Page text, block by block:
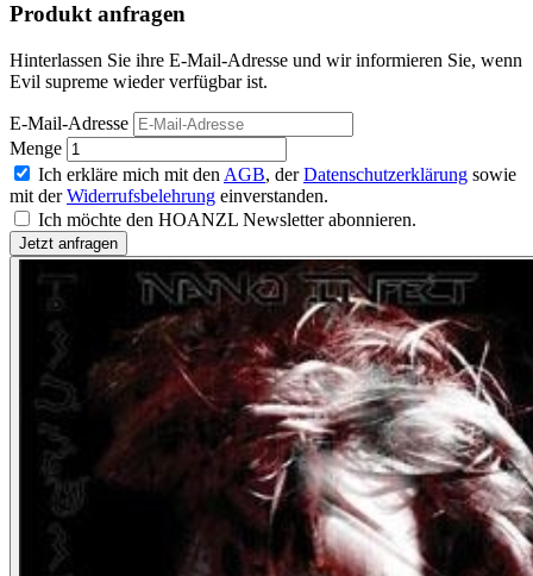
Produkt anfragen
Hinterlassen Sie ihre E-Mail-Adresse und wir informieren Sie, wenn
Evil supreme wieder verfügbar ist.
E-Mail-Adresse
Menge
Ich erkläre mich mit den AGB, derDatenschutzerklärung sowie
mit derWiderrufsbelehrung einverstanden.
Ich möchte den HOANZL Newsletter abonnieren.